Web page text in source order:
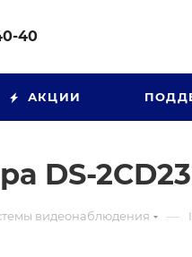
40
АКЦИИ
DS-
видеонаблюдения —